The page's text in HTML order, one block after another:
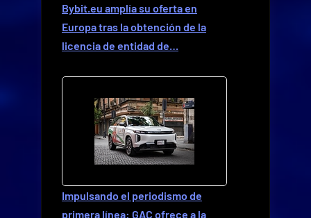
Bybit.eu amplía su oferta en
Europa tras la obtención de la
licencia de entidad de…
Impulsando el periodismo de
primera línea: GAC ofrece a la